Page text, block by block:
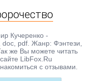
Кучеренко -
pdf. Жанр: Фэнтези,
же Вы можете читать
LibFox.Ru
с отзывами.